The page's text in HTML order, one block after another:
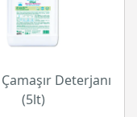
Deterjanı
(5lt)